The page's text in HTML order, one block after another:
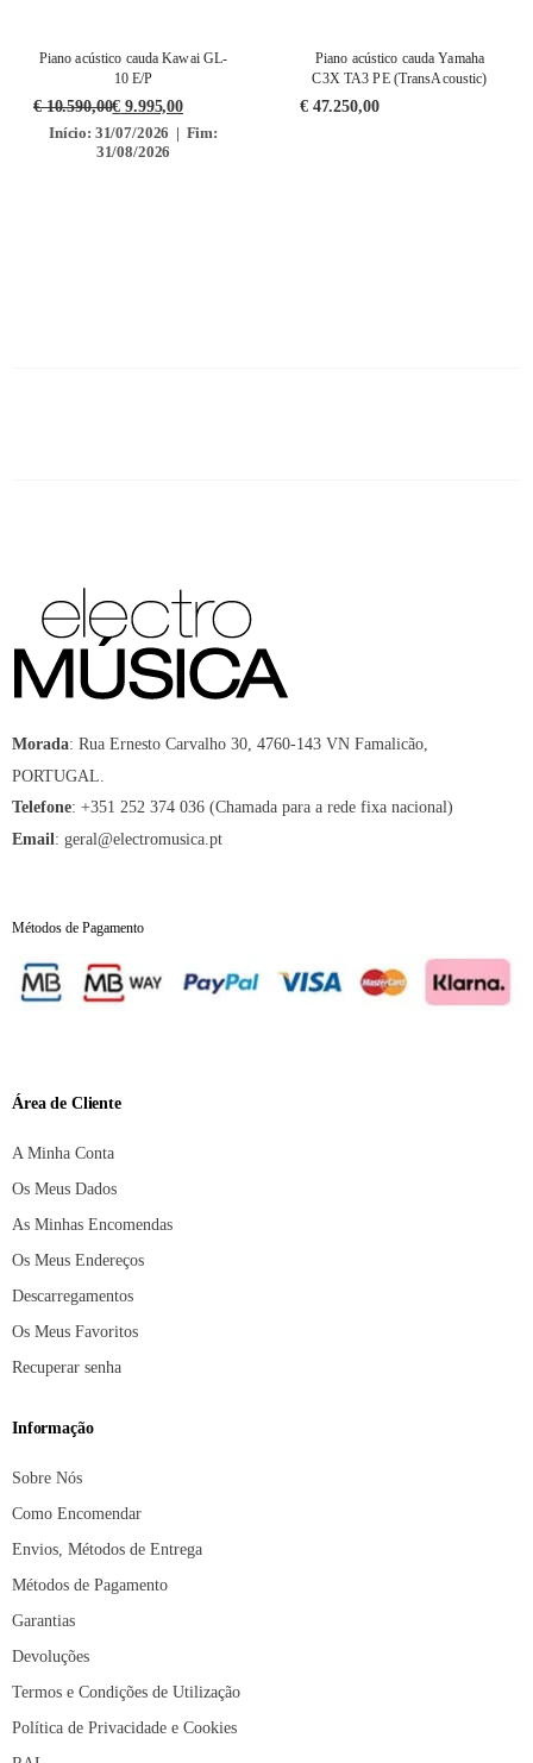
Piano acústico cauda Kawai GL-
10 E/P
€10.590,00€ 9.995,00
Início: 31/07/2026 | Fim:
31/08/2026
Piano acústico cauda Yamaha
C3X TA3 PE (TransAcoustic)
€47.250,00
Morada: Rua Ernesto Carvalho 30, 4760-143 VN Famalicão,
PORTUGAL.
Telefone: +351 252 374 036 (Chamada para a rede fixa nacional)
Email : geral@electromusica.pt
Métodos de Pagamento
Área de Cliente
A Minha Conta
Os Meus Dados
As Minhas Encomendas
Os Meus Endereços
Descarregamentos
Os Meus Favoritos
Recuperar senha
Informação
Sobre Nós
Como Encomendar
Envios, Métodos de Entrega
Métodos de Pagamento
Garantias
Devoluções
Termos e Condições de Utilização
Política de Privacidade e Cookies